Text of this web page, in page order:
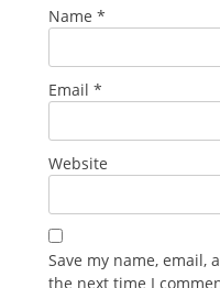
Name *
Email *
Website
Save my name,
the next time I